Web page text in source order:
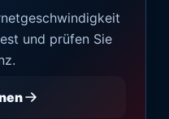
und prüfen Sie